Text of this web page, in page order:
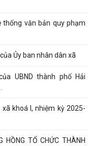
thống văn bản quy phạm
Ủy ban nhân dân xã
UBND thành phố Hải
khoá I, nhiệm kỳ 2025-
HỒNG TỔ CHỨC THÀNH